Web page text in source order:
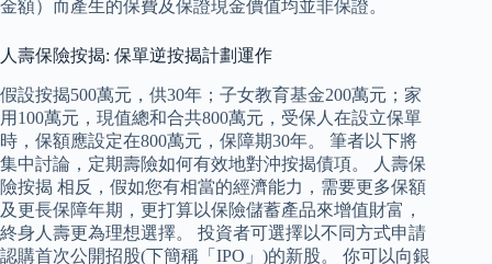
金額）而產生的保費及保證現金價值均並非保證。
人壽保險按揭: 保單逆按揭計劃運作
假設按揭500萬元，供30年；子女教育基金200萬元；家
用100萬元，現值總和合共800萬元，受保人在設立保單
時，保額應設定在800萬元，保障期30年。 筆者以下將
集中討論，定期壽險如何有效地對沖按揭債項。 人壽保
險按揭 相反，假如您有相當的經濟能力，需要更多保額
及更長保障年期，更打算以保險儲蓄產品來增值財富，
終身人壽更為理想選擇。 投資者可選擇以不同方式申請
認購首次公開招股(下簡稱「IPO」)的新股。 你可以向銀